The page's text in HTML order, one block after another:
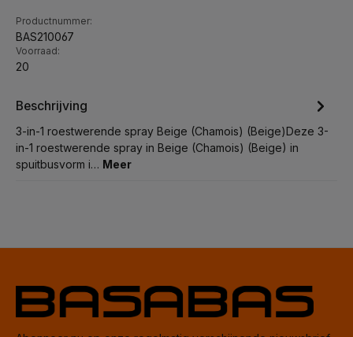
Productnummer:
BAS210067
Voorraad:
20
Beschrijving
3-in-1 roestwerende spray Beige (Chamois) (Beige)Deze 3-
in-1 roestwerende spray in Beige (Chamois) (Beige) in
spuitbusvorm i… Meer